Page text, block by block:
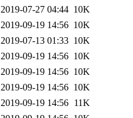
2019-07-27 04:44 10K
2019-09-19 14:56 10K
2019-07-13 01:33 10K
2019-09-19 14:56 10K
2019-09-19 14:56 10K
2019-09-19 14:56 10K
2019-09-19 14:56 11K